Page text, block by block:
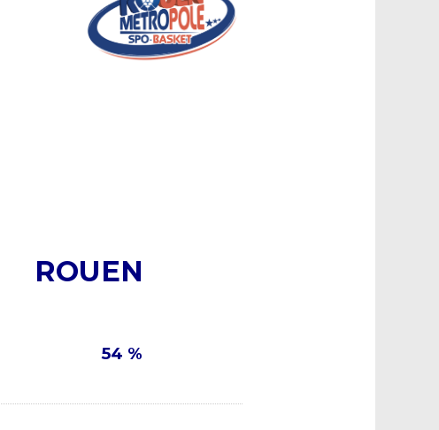
ROUEN
54 %